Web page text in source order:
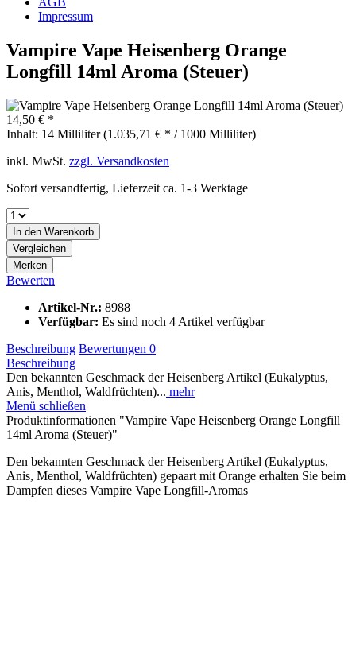
Impressum
Vampire Vape Heisenberg Orange
Longfill 14ml Aroma (Steuer)
14,50 € *
Inhalt: 14 Milliliter (1.035,71 € * / 1000 Milliliter)
inkl. MwSt. zzgl. Versandkosten
Sofort versandfertig, Lieferzeit ca. 1-3 Werktage
In den Warenkorb
Vergleichen
Merken
Bewerten
Artikel-Nr.: 8988
Verfügbar: Es sind noch 4 Artikel verfügbar
Beschreibung Bewertungen 0
Beschreibung
Den bekannten Geschmack der Heisenberg Artikel (Eukalyptus,
Anis, Menthol, Waldfrüchten)... mehr
Menü schließen
Produktinformationen "Vampire Vape Heisenberg Orange Longfill
14ml Aroma (Steuer)"
Den bekannten Geschmack der Heisenberg Artikel (Eukalyptus,
Anis, Menthol, Waldfrüchten) gepaart mit Orange erhalten Sie beim
Dampfen dieses Vampire Vape Longfill-Aromas